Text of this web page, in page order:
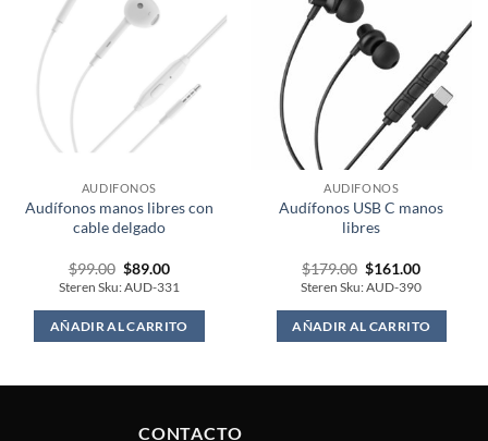
AUDIFONOS
Audífonos manos libres con
cable delgado
$99.00 Original
price
was:
$99.00.
$89.00Current
price
is:
$89.00.
Steren Sku: AUD-331
AÑADIR AL CARRITO
AUDIFONOS
Audífonos USB C manos
libres
$179.00 Original
price
was:
$179.00.
$161.00Current
price
is:
$161.00.
Steren Sku: AUD-390
AÑADIR AL CARRITO
CONTACTO